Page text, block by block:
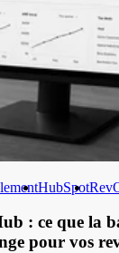
HubSpot
: ce que la
pour vos